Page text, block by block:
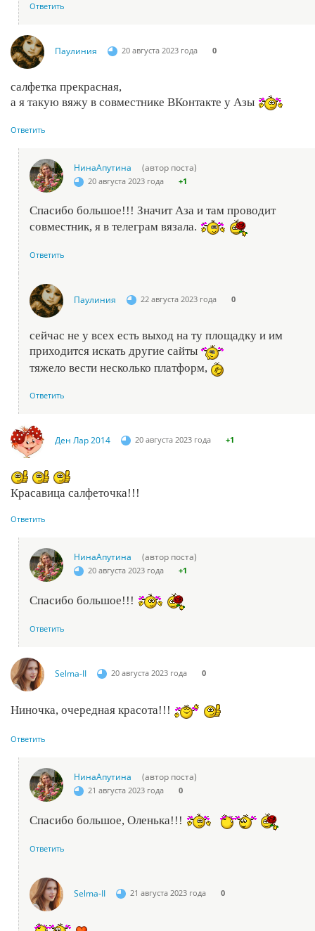
Ответить
Паулиния 20 августа 2023 года 0
салфетка прекрасная,
а я такую вяжу в совместнике ВКонтакте у Азы
Ответить
НинаАпутина (автор поста)
20 августа 2023 года +1
Спасибо большое!!! Значит Аза и там проводит
совместник, я в телеграм вязала.
Ответить
Паулиния 22 августа 2023 года 0
сейчас не у всех есть выход на ту площадку и им
приходится искать другие сайты
тяжело вести несколько платформ,
Ответить
Ден Лар 2014 20 августа 2023 года +1
Красавица салфеточка!!!
Ответить
НинаАпутина (автор поста)
20 августа 2023 года +1
Спасибо большое!!!
Ответить
Selma-II 20 августа 2023 года 0
Ниночка, очередная красота!!!
Ответить
НинаАпутина (автор поста)
21 августа 2023 года 0
Спасибо большое, Оленька!!!
Ответить
Selma-II 21 августа 2023 года 0